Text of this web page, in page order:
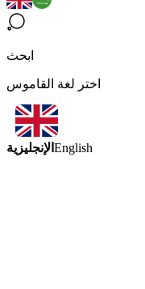
ابحث
اختر لغة القاموس
الإنجليزية English